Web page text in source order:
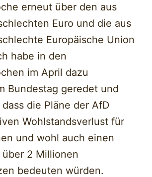
erneut über den aus
Euro und die aus
Europäische Union
habe in den
im April dazu
Bundestag geredet und
die Pläne der AfD
Wohlstandsverlust für
und wohl auch einen
2 Millionen
bedeuten würden.